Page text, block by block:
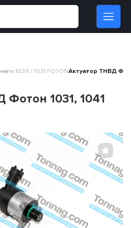
1039 / 1031 FOTONАктуатор ТНВД
1031, 1041